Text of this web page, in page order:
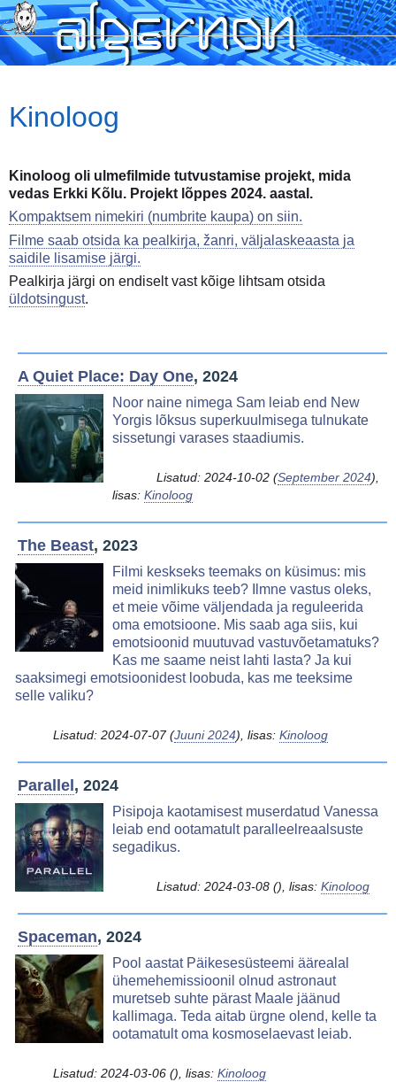
Skip
to
main
content
Kinoloog
Kinoloog oli ulmefilmide tutvustamise projekt, mida
vedas Erkki Kõlu. Projekt lõppes 2024. aastal.
Kompaktsem nimekiri (numbrite kaupa) on siin.
Filme saab otsida ka pealkirja, žanri, väljalaskeaasta ja
saidile lisamise järgi.
Pealkirja järgi on endiselt vast kõige lihtsam otsida
üldotsingust.
A Quiet Place: Day One, 2024
Image
Noor naine nimega Sam leiab end New
Yorgis lõksus superkuulmisega tulnukate
sissetungi varases staadiumis.
Lisatud: 2024-10-02 (September 2024),
lisas: Kinoloog
The Beast, 2023
Image
Filmi keskseks teemaks on küsimus: mis
meid inimlikuks teeb? Ilmne vastus oleks,
et meie võime väljendada ja reguleerida
oma emotsioone. Mis saab aga siis, kui
emotsioonid muutuvad vastuvõetamatuks?
Kas me saame neist lahti lasta? Ja kui
saaksimegi emotsioonidest loobuda, kas me teeksime
selle valiku?
Lisatud: 2024-07-07(Juuni 2024), lisas: Kinoloog
Parallel , 2024
Image
Pisipoja kaotamisest muserdatud Vanessa
leiab end ootamatult paralleelreaalsuste
segadikus.
Lisatud: 2024-03-08 (), lisas: Kinoloog
Spaceman, 2024
Image
Pool aastat Päikesesüsteemi äärealal
ühemehemissioonil olnud astronaut
muretseb suhte pärast Maale jäänud
kallimaga. Teda aitab ürgne olend, kelle ta
ootamatult oma kosmoselaevast leiab.
Lisatud: 2024-03-06 (), lisas: Kinoloog